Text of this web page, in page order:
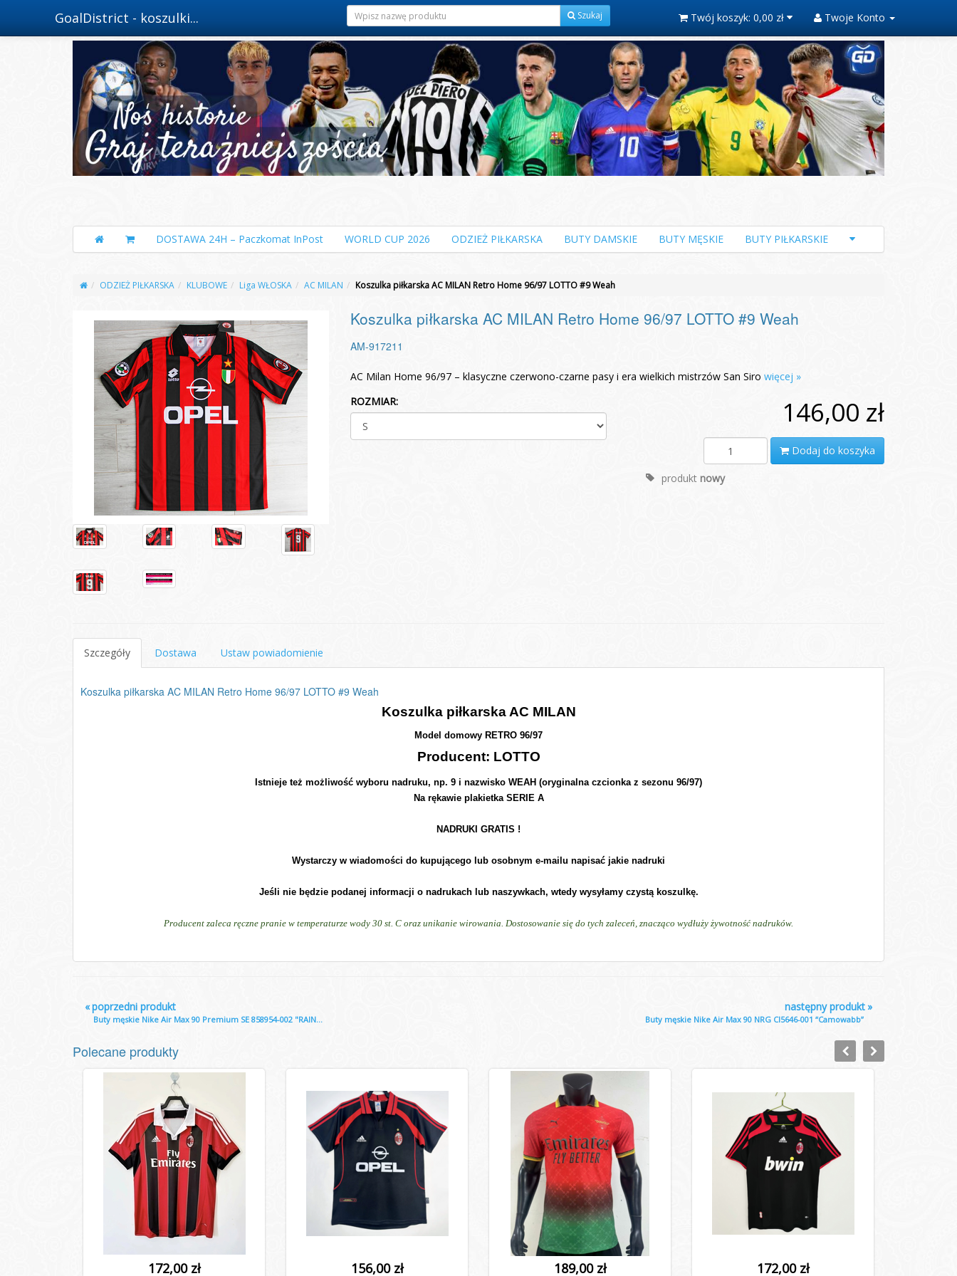
GoalDistrict - koszulki... Szukaj Twój koszyk: 0,00 zł Twoje Konto
DOSTAWA 24H – Paczkomat InPost WORLD CUP 2026 ODZIEŻ PIŁKARSKA BUTY DAMSKIE BUTY MĘSKIE BUTY PIŁKARSKIE
ODZIEŻ PIŁKARSKA KLUBOWE Liga WŁOSKA AC MILAN Koszulka piłkarska AC MILAN Retro Home 96/97 LOTTO #9 Weah
Koszulka piłkarska AC MILAN Retro Home 96/97 LOTTO #9 Weah
AM-917211
AC Milan Home 96/97 – klasyczne czerwono-czarne pasy i era wielkich mistrzów San Siro więcej »
ROZMIAR:
146,00 zł
Dodaj do koszyka
produkt nowy
Szczegóły Dostawa Ustaw powiadomienie
Koszulka piłkarska AC MILAN Retro Home 96/97 LOTTO #9 Weah
Koszulka piłkarska AC MILAN
Model domowy RETRO 96/97
Producent: LOTTO
Istnieje też możliwość wyboru nadruku, np. 9 i nazwisko WEAH (oryginalna czcionka z sezonu 96/97)
Na rękawie plakietka SERIE A
NADRUKI GRATIS !
Wystarczy w wiadomości do kupującego lub osobnym e-mailu napisać jakie nadruki
Jeśli nie będzie podanej informacji o nadrukach lub naszywkach, wtedy wysyłamy czystą koszulkę.
Producent zaleca ręczne pranie w temperaturze wody 30 st. C oraz unikanie wirowania. Dostosowanie się do tych zaleceń, znacząco wydłuży żywotność nadruków.
«poprzedni produkt
Buty męskie Nike Air Max 90 Premium SE 858954-002 "RAIN...
»
następny produkt
Buty męskie Nike Air Max 90 NRG CI5646-001 “Camowabb”
Polecane produkty
172,00 zł 156,00 zł 189,00 zł 172,00 zł